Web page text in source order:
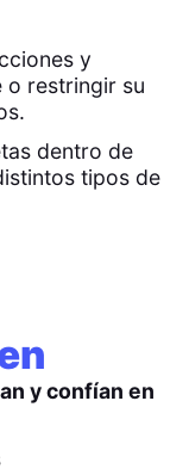
y
o restringir su
dentro de
tipos de
y confían en